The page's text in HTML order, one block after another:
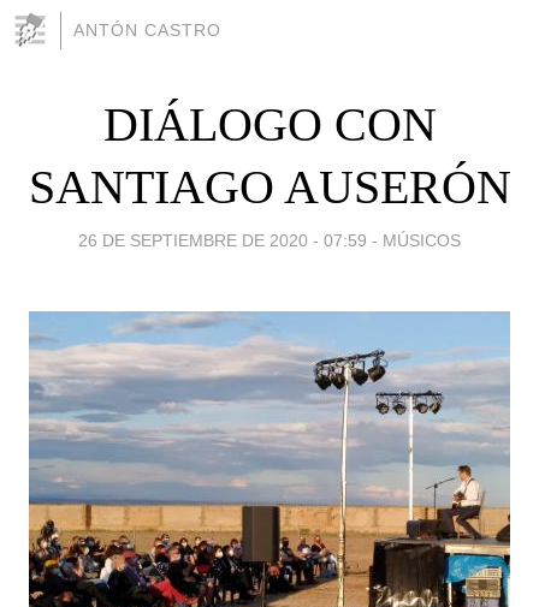
ANTÓN CASTRO
DIÁLOGO CON
SANTIAGO AUSERÓN
26 DE SEPTIEMBRE DE 2020 - 07:59 - MÚSICOS